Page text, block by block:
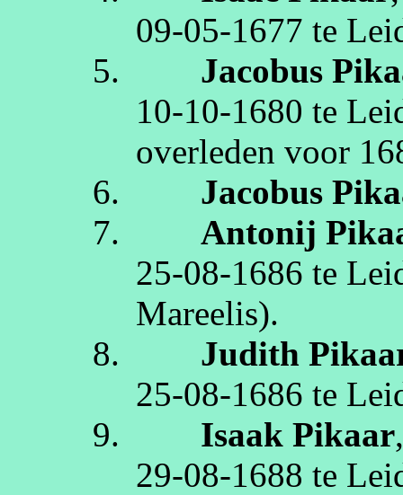
09‑05‑1677 te
5.
Jacobus
10‑10‑1680 te
overledenvoor
6.
Jacobus
7.
Antonij
25‑08‑1686 te
Mareelis).
8.
Judith
25‑08‑1686 te
9.
Isaak Pikaar
29‑08‑1688 te